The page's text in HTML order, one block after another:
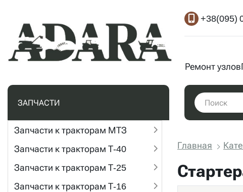
+38(095)
Ремонт узлов
ЗАПЧАСТИ
Запчасти к тракторам МТЗ
Запчасти к тракторам Т-40
Запчасти к тракторам Т-25
Запчасти к тракторам Т-16
Главная